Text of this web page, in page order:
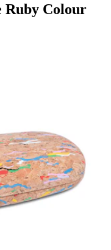
Colour